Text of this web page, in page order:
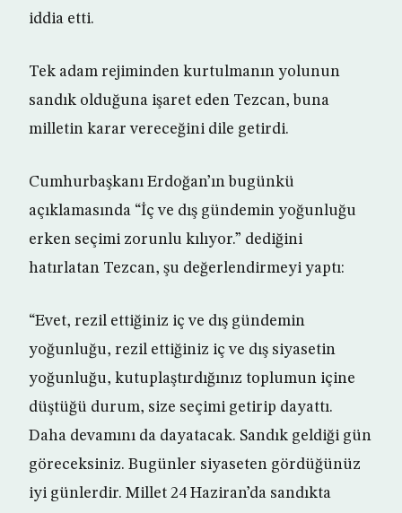
iddia etti.
Tek adam rejiminden kurtulmanın yolunun
sandık olduğuna işaret eden Tezcan, buna
milletin karar vereceğini dile getirdi.
Cumhurbaşkanı Erdoğan’ın bugünkü
açıklamasında “İç ve dış gündemin yoğunluğu
erken seçimi zorunlu kılıyor.” dediğini
hatırlatan Tezcan, şu değerlendirmeyi yaptı:
“Evet, rezil ettiğiniz iç ve dış gündemin
yoğunluğu, rezil ettiğiniz iç ve dış siyasetin
yoğunluğu, kutuplaştırdığınız toplumun içine
düştüğü durum, size seçimi getirip dayattı.
Daha devamını da dayatacak. Sandık geldiği gün
göreceksiniz. Bugünler siyaseten gördüğünüz
iyi günlerdir. Millet 24 Haziran’da sandıkta